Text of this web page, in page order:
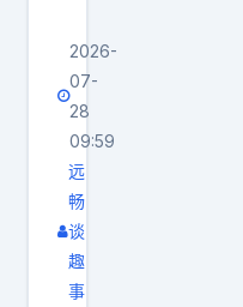
2026-
07-
28
09:59
远
畅
谈
趣
事